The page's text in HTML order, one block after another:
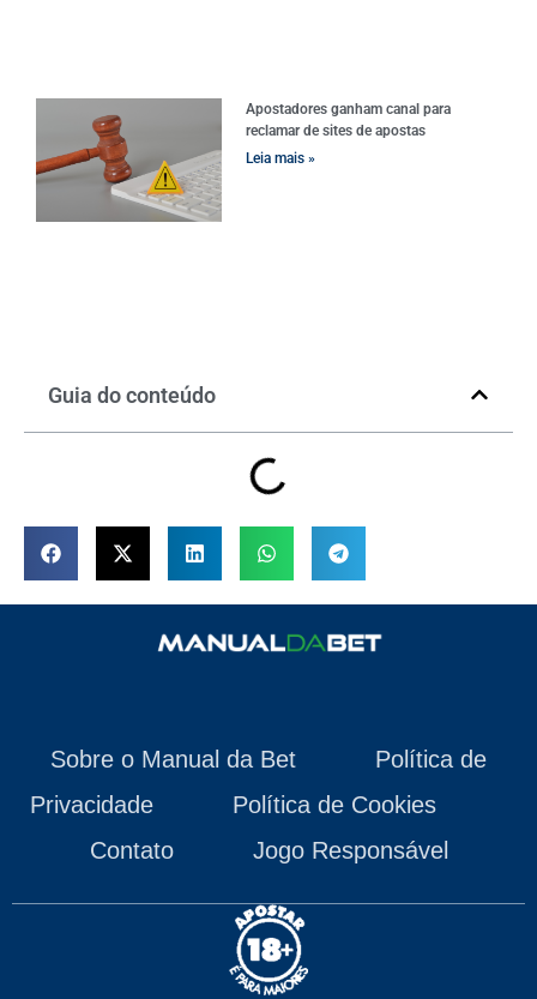
Apostadores ganham canal para
reclamar de sites de apostas
Leia mais »
Guia do conteúdo
Sobre o Manual da Bet
Política de
Privacidade
Política de Cookies
Contato
Jogo Responsável